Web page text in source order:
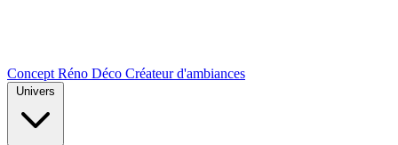
Concept Réno Déco Créateur d'ambiances